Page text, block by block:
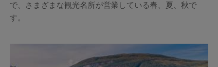
で、さまざまな観光名所が営業している春、夏、秋で
す。